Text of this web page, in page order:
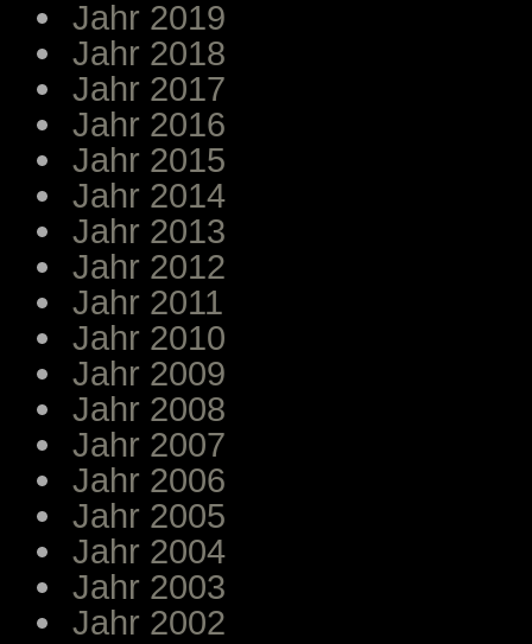
Jahr 2019
Jahr 2018
Jahr 2017
Jahr 2016
Jahr 2015
Jahr 2014
Jahr 2013
Jahr 2012
Jahr 2011
Jahr 2010
Jahr 2009
Jahr 2008
Jahr 2007
Jahr 2006
Jahr 2005
Jahr 2004
Jahr 2003
Jahr 2002